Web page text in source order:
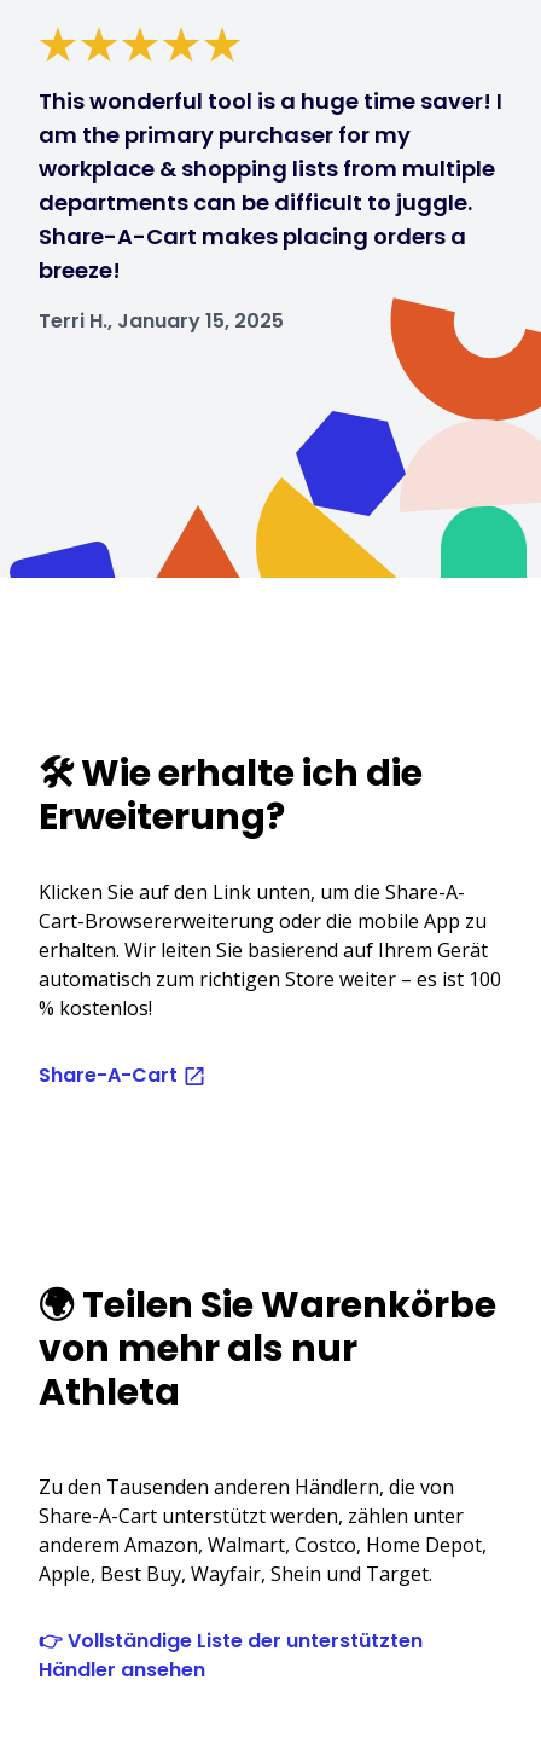
This wonderful tool is a huge time saver! I
am the primary purchaser for my
workplace & shopping lists from multiple
departments can be difficult to juggle.
Share-A-Cart makes placing orders a
breeze!
Terri H., January 15, 2025
🛠️ Wie erhalte ich die
Erweiterung?
Klicken Sie auf den Link unten, um die Share-A-
Cart-Browsererweiterung oder die mobile App zu
erhalten. Wir leiten Sie basierend auf Ihrem Gerät
automatisch zum richtigen Store weiter – es ist 100
% kostenlos!
Share-A-Cart
🌍 Teilen Sie Warenkörbe
von mehr als nur
Athleta
Zu den Tausenden anderen Händlern, die von
Share-A-Cart unterstützt werden, zählen unter
anderem Amazon, Walmart, Costco, Home Depot,
Apple, Best Buy, Wayfair, Shein und Target.
👉 Vollständige Liste der unterstützten
Händler ansehen